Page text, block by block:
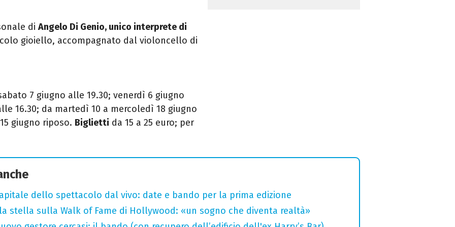
di Angelo Di Genio, unico interprete di
gioiello, accompagnato dal violoncello di
7 giugno alle 19.30; venerdì 6 giugno
16.30; da martedì 10 a mercoledì 18 giugno
giugno riposo. Biglietti da 15 a 25 euro; per
dello spettacolo dal vivo: date e bando per la prima edizione
stella sulla Walk of Fame di Hollywood: «un sogno che diventa realtà»